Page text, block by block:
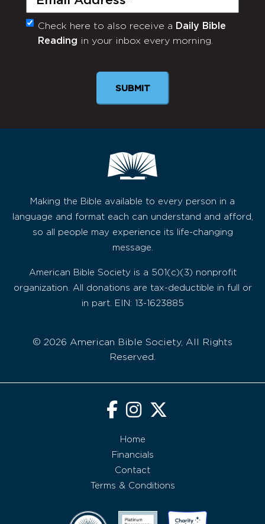
Monthly
Newsletter
Check here to also receive a Daily Bible
Reading in your inbox every morning.
SUBMIT
Making the Bible available to every person in a
language and format each can understand and afford,
so all people may experience its life-changing
message.
American Bible Society is a 501(c)(3) nonprofit
organization. All donations are tax-deductible in full or
in part. EIN: 13-1623885
© 2026 American Bible Society, All Rights
Reserved.
Home
Financials
Contact
Terms & Conditions